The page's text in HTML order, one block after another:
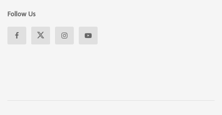
Follow Us